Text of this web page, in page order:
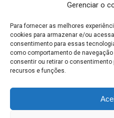
Gerenciar o
Para fornecer as melhores
cookies para armazenar e/ou
consentimento para essas
como comportamento de
consentir ou retirar o
recursos e funções.
MAPA DO SITE